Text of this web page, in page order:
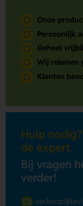
Onze
Persoonlijk
Geheel
Wij rekenen
Klanten
Hulp
de expert.
Bij vragen
verder!